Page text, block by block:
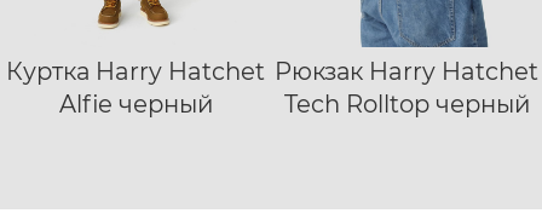
Куртка Harry Hatchet
Alfie черный
S M L
XL
XXL
Рюкзак Harry Hatchet
Tech Rolltop черный